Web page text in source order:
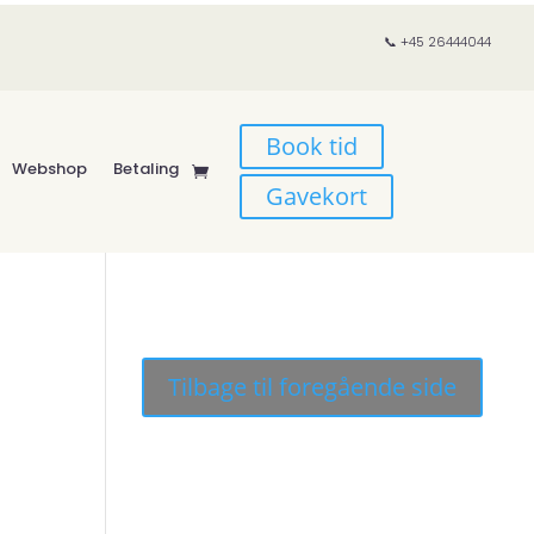
📞 +45 26444044
Webshop Betaling
Book tid
Gavekort